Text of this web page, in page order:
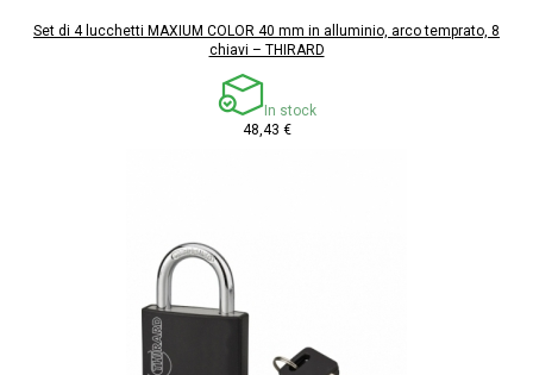
Set di 4 lucchetti MAXIUM COLOR 40 mm in alluminio, arco temprato, 8
chiavi – THIRARD
In stock
48,43 €